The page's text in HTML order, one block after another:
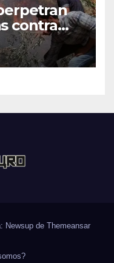
contra
en
Newsup de Themeansar